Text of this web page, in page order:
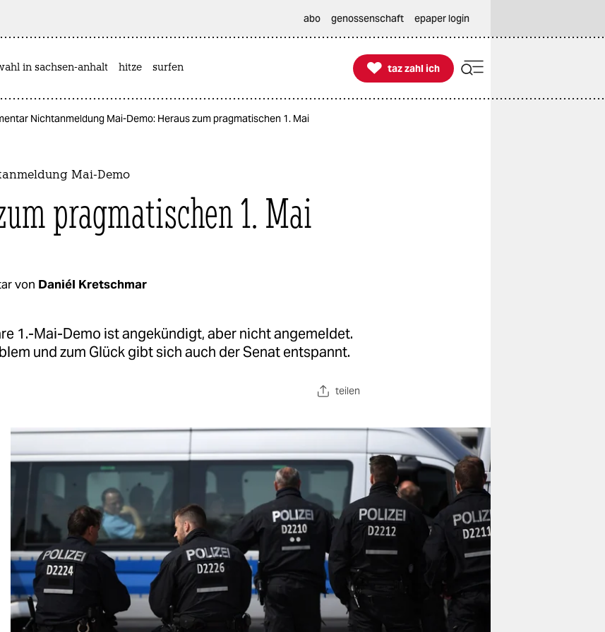
abo genossenschaft epaper login
in sachsen-anhalt hitze surfen 
taz zahl ich
taz zahl ich
Nichtanmeldung Mai-Demo: Heraus zum pragmatischen 1. Mai
Mai-Demo
pragmatischen 1. Mai
von Daniél Kretschmar
1.-Mai-Demo ist angekündigt, aber nicht angemeldet.
und zum Glück gibt sich auch der Senat entspannt.
teilen